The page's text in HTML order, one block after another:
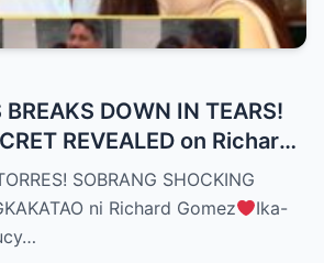
BREAKS DOWN IN TEARS!
REVEALED on Richard
– YOU WON’T
(WATCH THE
SOBRANG SHOCKING
ni Richard Gomez
Ika-